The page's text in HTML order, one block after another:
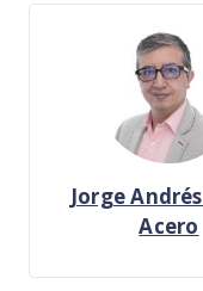
Jorge
Acero